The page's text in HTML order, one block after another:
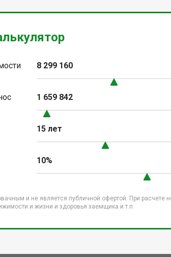
8 299 160
1 659 842
15 лет
10%
и не является публичной офертой. При
и жизни и здоровья заемщика и т.п.